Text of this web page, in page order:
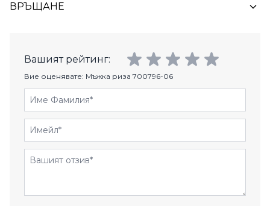
ВРЪЩАНЕ
Вашият рейтинг:
Вие оценявате: Мъжка риза 700796-06
Име Фамилия
Имейл
Отзиви